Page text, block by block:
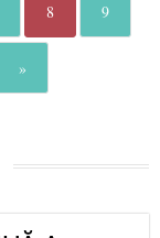
8 9
»